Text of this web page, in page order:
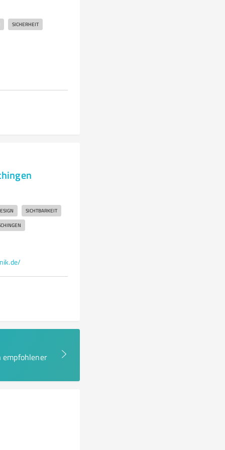
SICHERHEIT
SICHTBARKEIT
empfohlener